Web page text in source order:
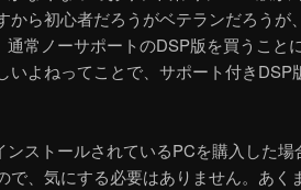
から初心者だろうがベテランだろうが
常ノーサポートのDSP版を買うこと
いよねってことで、サポート付きDSP
ストールされているPCを購入した
で、気にする必要はありません。あく